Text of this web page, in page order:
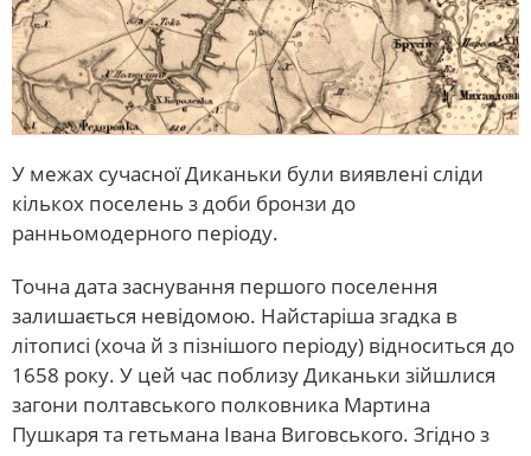
У межах сучасної Диканьки були виявлені сліди
кількох поселень з доби бронзи до
ранньомодерного періоду.
Точна дата заснування першого поселення
залишається невідомою. Найстаріша згадка в
літописі (хоча й з пізнішого періоду) відноситься до
1658 року. У цей час поблизу Диканьки зійшлися
загони полтавського полковника Мартина
Пушкаря та гетьмана Івана Виговського. Згідно з